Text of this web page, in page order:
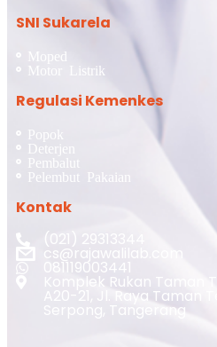
SNI Sukarela
Moped
Motor Listrik
Regulasi Kemenkes
Popok
Deterjen
Pembalut
Pelembut Pakaian
Kontak
(021) 29313344
cs@rajawalilab.com
081119003441
Komplek Rukan Taman
A20-21, Jl. Raya Taman
Serpong, Tangerang